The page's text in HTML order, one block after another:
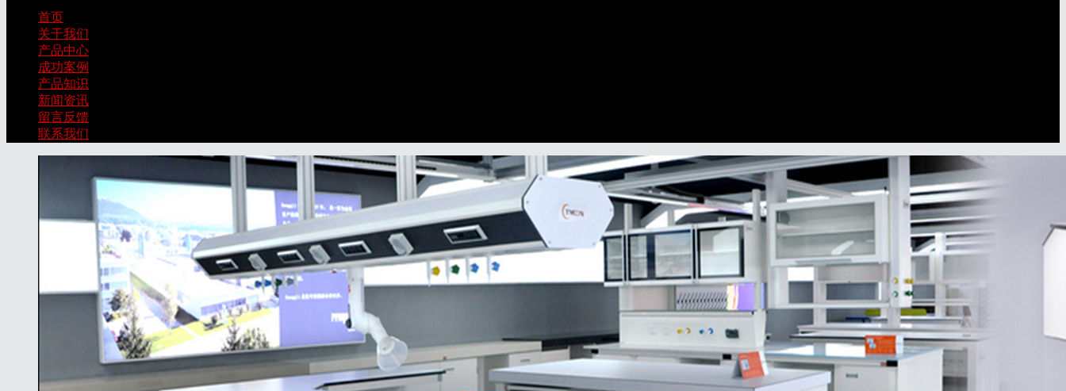
首页
关于我们
产品中心
成功案例
产品知识
新闻资讯
留言反馈
联系我们